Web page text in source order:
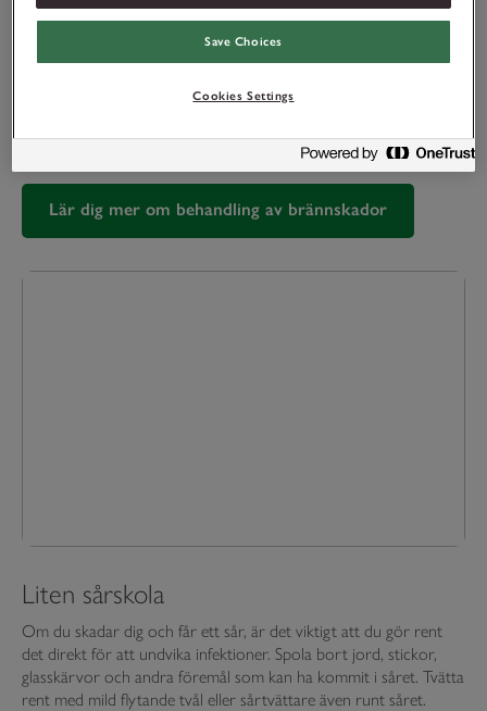
Första Hjälpen för brännskador
Vid brännskador räknas varje sekund! Fräscha upp dina
om olyckan är framme på din arbetsplats.
Lär dig mer om behandling av brännskador
Liten sårskola
Om du skadar dig och får ett sår, är det viktigt att du gör rent
det direkt för att undvika infektioner. Spola bort jord, stickor,
glasskärvor och andra föremål som kan ha kommit i såret. Tvätta
rent med mild flytande tvål eller sårtvättare även runt såret.
Save Choices
Cookies Settings